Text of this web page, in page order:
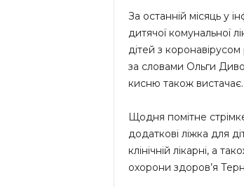
За останній місяць у
дитячої комунальної
дітей з
за словами Ольги
кисню також вистачає.
Щодня помітне
додаткові ліжка для
клінічній лікарні, а
охорони здоров’я